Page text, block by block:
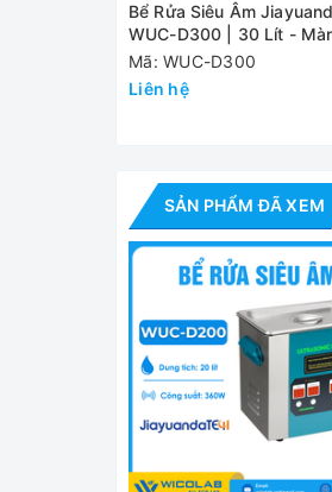
Bể rửa siêu âm WUC-D
- Trong phòng thí
- Trong y tế: Làm sạch
răng…
- Trong công nghiệp:
ốc vít và đai ốc, …
Thông số kỹ thuật
Model
Bể Rửa Siêu Âm
WUC-D300 | 30 Lít -
LED
Mã: WUC-D300
Liên hệ
SẢN PHẨM ĐÃ XEM